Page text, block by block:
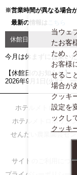
※営業時間が異なる場合が
最新の情報は
休館日
今月は休まずに営業い
【休館日のお知らせ】
2026年9月1日(火)は、
ホテルメトロポリタ
ホテルメトロポリタ
せんだい農業園芸セ
サイトのご利用につ
当ウェ
たお客
ため、
お客様
せるこ
場合が
クッキ
設定を
ックし
クッキ